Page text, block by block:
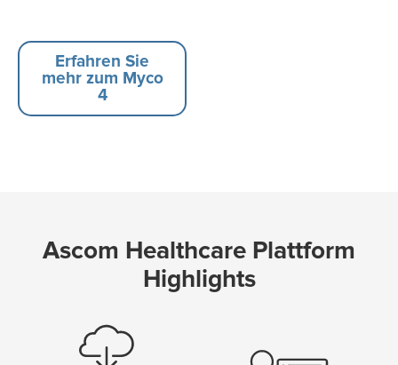
Erfahren Sie
mehr zum Myco
4
Ascom Healthcare Plattform
Highlights